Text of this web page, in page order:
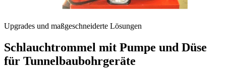
Upgrades und maßgeschneiderte Lösungen
Schlauchtrommel mit Pumpe und Düse
für Tunnelbaubohrgeräte